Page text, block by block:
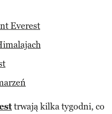
Everest
trwają kilka tygodni, co